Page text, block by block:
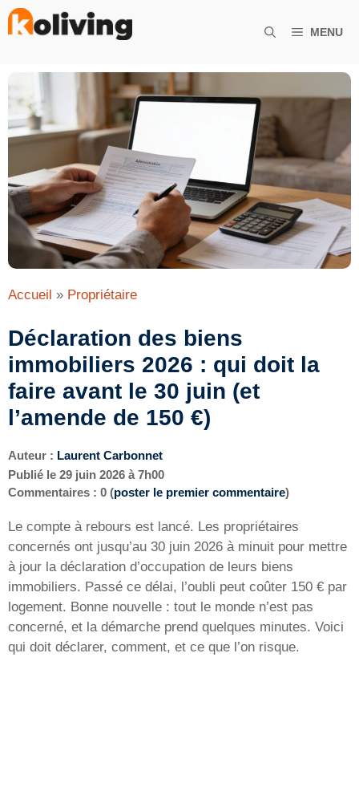
Aller
MENU
Accueil » Propriétaire
Déclaration des biens
immobiliers 2026 : qui doit la
faire avant le 30 juin (et
l’amende de 150 €)
Auteur : Laurent Carbonnet
Publié le 29 juin 2026 à 7h00
Commentaires : 0 (poster le premier commentaire)
Le compte à rebours est lancé. Les propriétaires
concernés ont jusqu’au 30 juin 2026 à minuit pour mettre
à jour la déclaration d’occupation de leurs biens
immobiliers. Passé ce délai, l’oubli peut coûter 150 € par
logement. Bonne nouvelle : tout le monde n’est pas
concerné, et la démarche prend quelques minutes. Voici
qui doit déclarer, comment, et ce que l’on risque.